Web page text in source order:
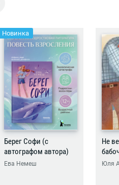
Новинка
Берег Софи (с
автографом автора)
Ева Немеш
Не
Юля